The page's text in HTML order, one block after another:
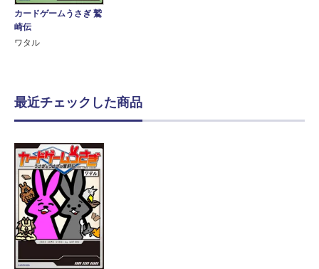
カードゲームうさぎ 鷲
崎伝
ワタル
最近チェックした商品